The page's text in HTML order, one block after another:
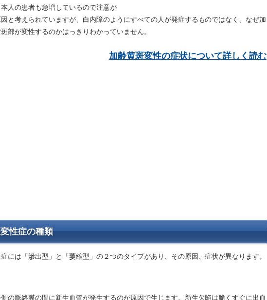
人の患者も急増しているので注意が
と考えられていますが、白内障のようにすべての人が発症するものではなく、なぜ加
部が変性するのかはっきりわかっていません。
加齢黄斑変性の症状について詳しく読む
性症の種類
には「滲出型」と「萎縮型」の２つのタイプがあり、その原因、症状が異なります。
の脈絡膜の間に新生血管が発生するのが原因で生じます。新生欠陥は脆くすぐに出血